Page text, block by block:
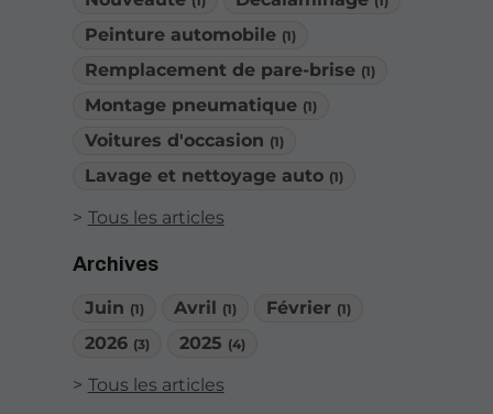
Peinture automobile (1)
Remplacement de pare-brise (1)
Montage pneumatique (1)
Voitures d'occasion (1)
Lavage et nettoyage auto (1)
Tous les articles
Archives
Juin (1) Avril (1) Février (1)
2026 (3) 2025 (4)
Tous les articles